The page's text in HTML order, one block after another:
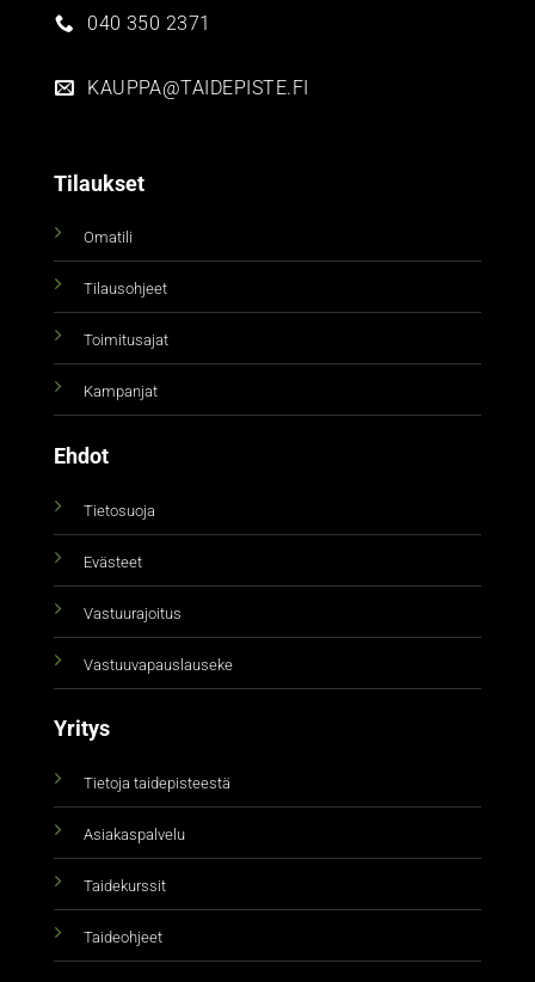
040 350 2371
KAUPPA@TAIDEPISTE.FI
Tilaukset
Omatili
Tilausohjeet
Toimitusajat
Kampanjat
Ehdot
Tietosuoja
Evästeet
Vastuurajoitus
Vastuuvapauslauseke
Yritys
Tietoja taidepisteestä
Asiakaspalvelu
Taidekurssit
Taideohjeet